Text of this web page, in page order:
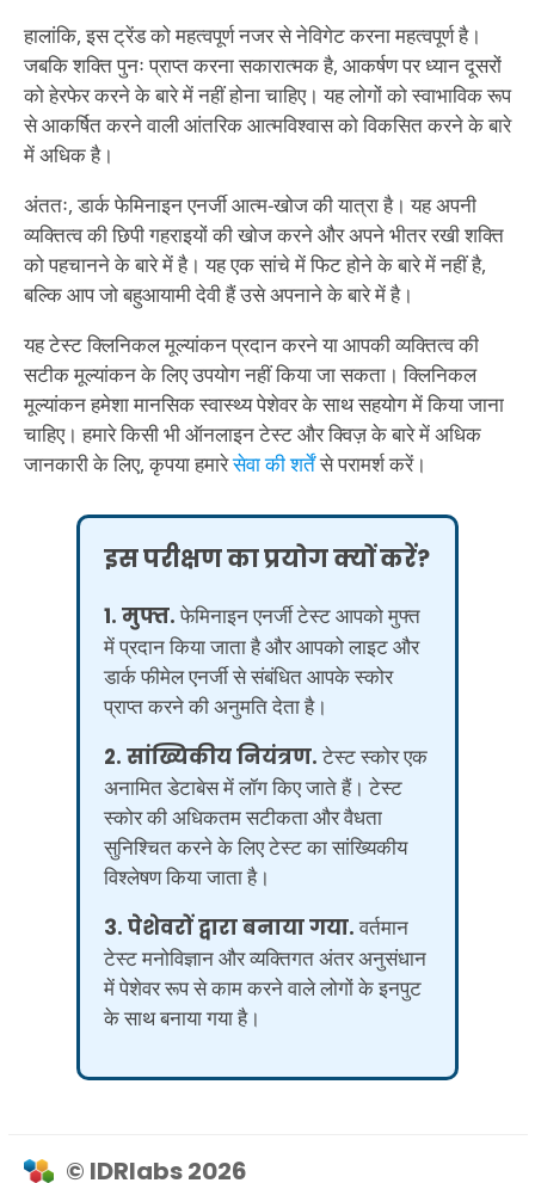
हालांकि, इस ट्रेंड को महत्वपूर्ण नजर से नेविगेट करना महत्वपूर्ण है।
जबकि शक्ति पुनः प्राप्त करना सकारात्मक है, आकर्षण पर ध्यान दूसरों
को हेरफेर करने के बारे में नहीं होना चाहिए। यह लोगों को स्वाभाविक रूप
से आकर्षित करने वाली आंतरिक आत्मविश्वास को विकसित करने के बारे
में अधिक है।
अंततः, डार्क फेमिनाइन एनर्जी आत्म-खोज की यात्रा है। यह अपनी
व्यक्तित्व की छिपी गहराइयों की खोज करने और अपने भीतर रखी शक्ति
को पहचानने के बारे में है। यह एक सांचे में फिट होने के बारे में नहीं है,
बल्कि आप जो बहुआयामी देवी हैं उसे अपनाने के बारे में है।
यह टेस्ट क्लिनिकल मूल्यांकन प्रदान करने या आपकी व्यक्तित्व की
सटीक मूल्यांकन के लिए उपयोग नहीं किया जा सकता। क्लिनिकल
मूल्यांकन हमेशा मानसिक स्वास्थ्य पेशेवर के साथ सहयोग में किया जाना
चाहिए। हमारे किसी भी ऑनलाइन टेस्ट और क्विज़ के बारे में अधिक
जानकारी के लिए, कृपया हमारेसेवा की शर्तेंसे परामर्श करें।
इस परीक्षण का प्रयोग क्यों करें?
1. मुफ्त.फेमिनाइन एनर्जी टेस्ट आपको मुफ्त
में प्रदान किया जाता है और आपको लाइट और
डार्क फीमेल एनर्जी से संबंधित आपके स्कोर
प्राप्त करने की अनुमति देता है।
2. सांख्यिकीय नियंत्रण.टेस्ट स्कोर एक
अनामित डेटाबेस में लॉग किए जाते हैं। टेस्ट
स्कोर की अधिकतम सटीकता और वैधता
सुनिश्चित करने के लिए टेस्ट का सांख्यिकीय
विश्लेषण किया जाता है।
3. पेशेवरों द्वारा बनाया गया.वर्तमान
टेस्ट मनोविज्ञान और व्यक्तिगत अंतर अनुसंधान
में पेशेवर रूप से काम करने वाले लोगों के इनपुट
के साथ बनाया गया है।
© IDRlabs 2026